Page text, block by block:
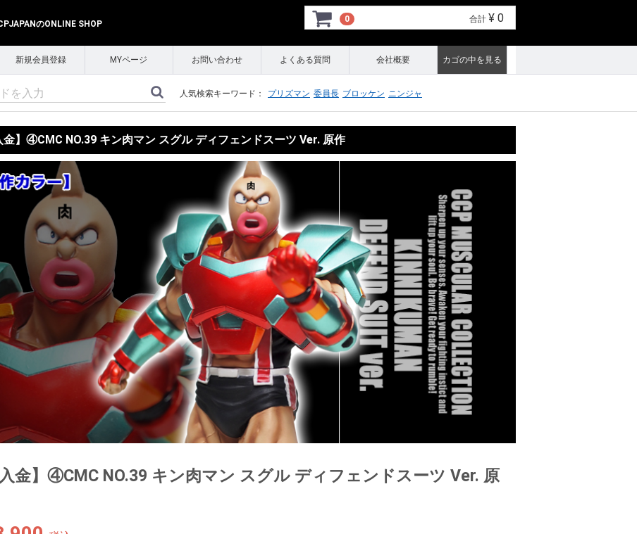
のONLINE SHOP 0 合計 ¥ 0
新規会員登録 MYページ お問い合わせ よくある質問 会社概要 カゴの中を見る
人気検索キーワード： プリズマン 委員長 ブロッケン ニンジャ
金】④CMC NO.39 キン肉マン スグル ディフェンドスーツ Ver. 原作
入金】④CMC NO.39 キン肉マン スグル ディフェンドスーツ Ver. 原